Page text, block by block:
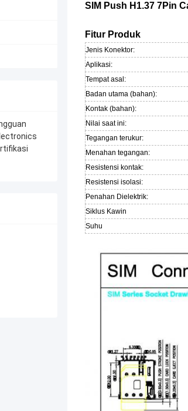
SIM Push H1.37 7Pin
Fitur Produk
Jenis Konektor:
Aplikasi:
Tempat asal:
Badan utama (bahan):
Kontak (bahan):
Nilai saat ini:
Tegangan terukur:
Menahan tegangan:
Resistensi kontak:
Resistensi isolasi:
Penahan Dielektrik:
Siklus Kawin
Suhu